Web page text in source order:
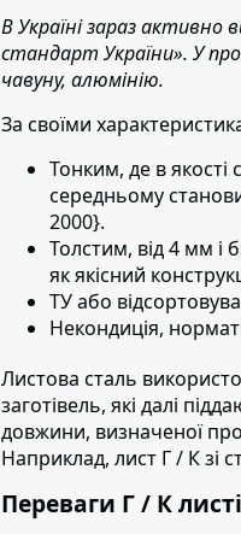
В Україні зараз
стандарт України». У
чавуну, алюмінію.
За своїми
Тонким, де в якості
середньому
2000}.
Толстим, від 4 мм і
як якісний
ТУ або
Некондиція,
Листова сталь
заготівель, які далі
довжини, визначеної
Наприклад, лист Г / К зі
Переваги Г / К